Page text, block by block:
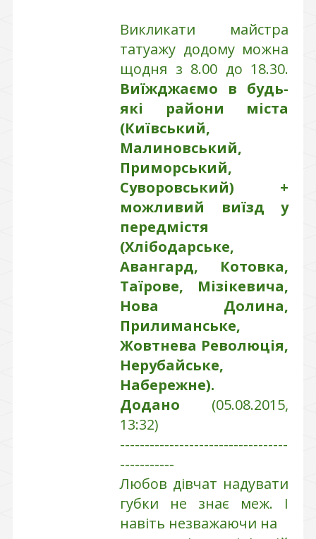
Викликати майстра
татуажу додому можна
щодня з 8.00 до 18.30.
Виїжджаємо в будь-
які райони міста
(Київський,
Малиновський,
Приморський,
Суворовський) +
можливий виїзд у
передмістя
(Хлібодарське,
Авангард, Котовка,
Таїрове, Мізікевича,
Нова Долина,
Прилиманське,
Жовтнева Революція,
Нерубайське,
Набережне).
Додано (05.08.2015,
13:32)
----------------------------------
-----------
Любов дівчат надувати
губки не знає меж. І
навіть незважаючи на